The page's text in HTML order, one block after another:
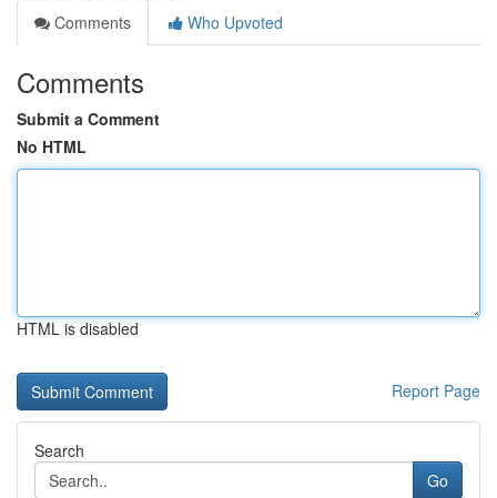
Comments
Who Upvoted
Comments
Submit a Comment
No HTML
HTML is disabled
Report Page
Search
Go